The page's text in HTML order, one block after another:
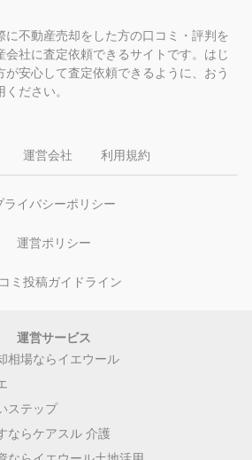
に不動産売却をした方の口コミ・評判を
会社に査定依頼できるサイトです。はじ
安心して査定依頼できるように、おう
ださい。
運営会社 利用規約
ライバシーポリシー
運営ポリシー
ミ投稿ガイドライン
運営サービス
相場ならイエウール
ステップ
ならケアスル 介護